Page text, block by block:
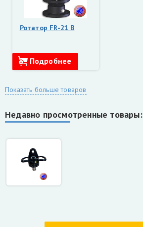
Ротатор FR-21 B
Подробнее
Показать больше товаров
Недавно просмотренные товары: